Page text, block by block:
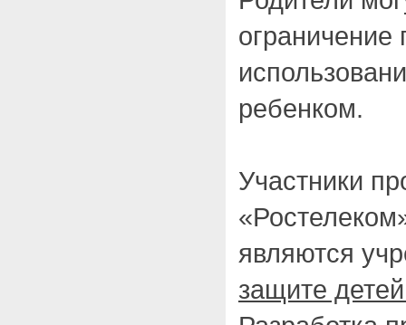
ограничение
ребенком.
Участники
являются
защите